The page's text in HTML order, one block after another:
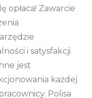
opłaca! Zawarcie
i satysfakcji
jest
każdej
Polisa